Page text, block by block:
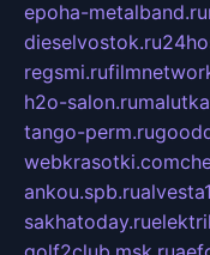
epoha-metalband.ru
dieselvostok.ru
regsmi.ru
h2o-salon.ru
tango-perm.ru
webkrasotki.com
ankou.spb.ru
sakhatoday.ru